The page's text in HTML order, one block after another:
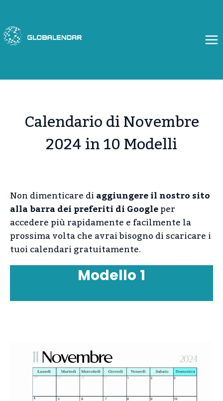
contenuto
Calendario di Novembre
2024 in 10 Modelli
Non dimenticare diaggiungere il nostro sito
alla barra dei preferiti di Googleper
accedere più rapidamente e facilmente la
prossima volta che avrai bisogno di scaricare i
tuoi calendari gratuitamente.
Modello 1